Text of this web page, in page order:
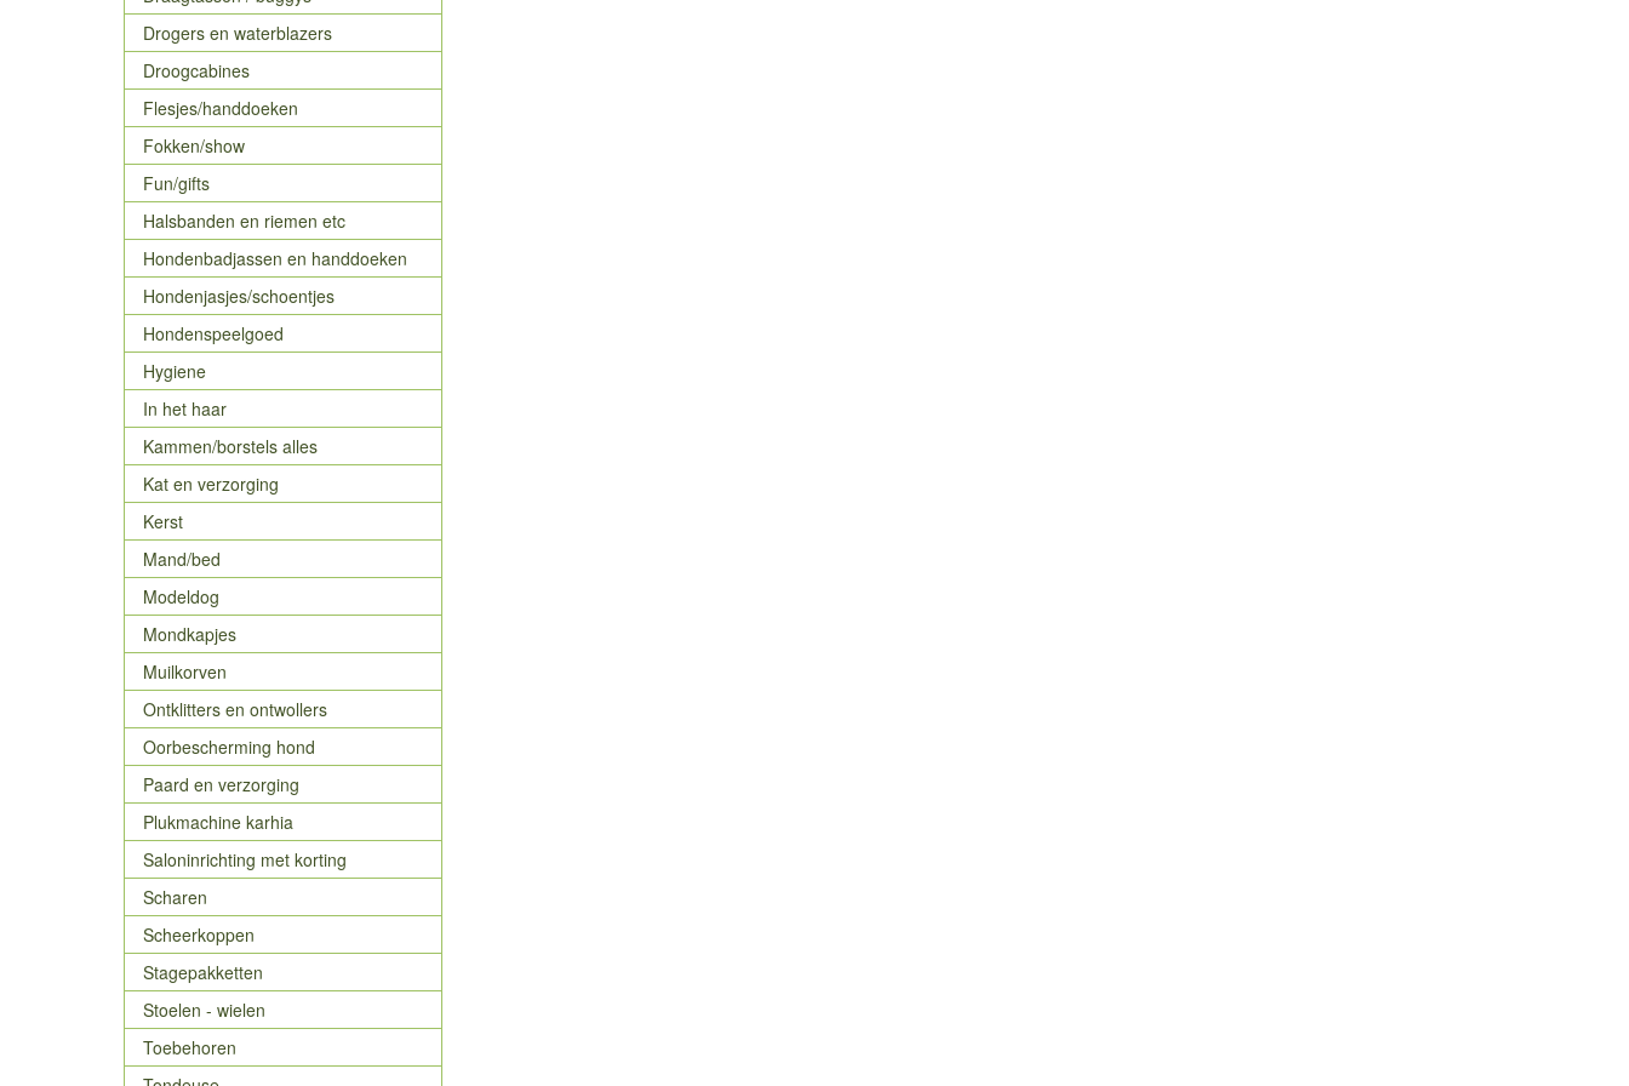
Drogers en waterblazers
Droogcabines
Flesjes/handdoeken
Fokken/show
Fun/gifts
Halsbanden en riemen etc
Hondenbadjassen en handdoeken
Hondenjasjes/schoentjes
Hondenspeelgoed
Hygiene
In het haar
Kammen/borstels alles
Kat en verzorging
Kerst
Mand/bed
Modeldog
Mondkapjes
Muilkorven
Ontklitters en ontwollers
Oorbescherming hond
Paard en verzorging
Plukmachine karhia
Saloninrichting met korting
Scharen
Scheerkoppen
Stagepakketten
Stoelen - wielen
Toebehoren